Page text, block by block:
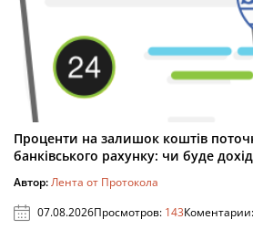
Проценти на залишок коштів
банківського рахунку: чи буде
Автор:Лента от Протокола
07.08.2026Просмотров: 143Коментарии: